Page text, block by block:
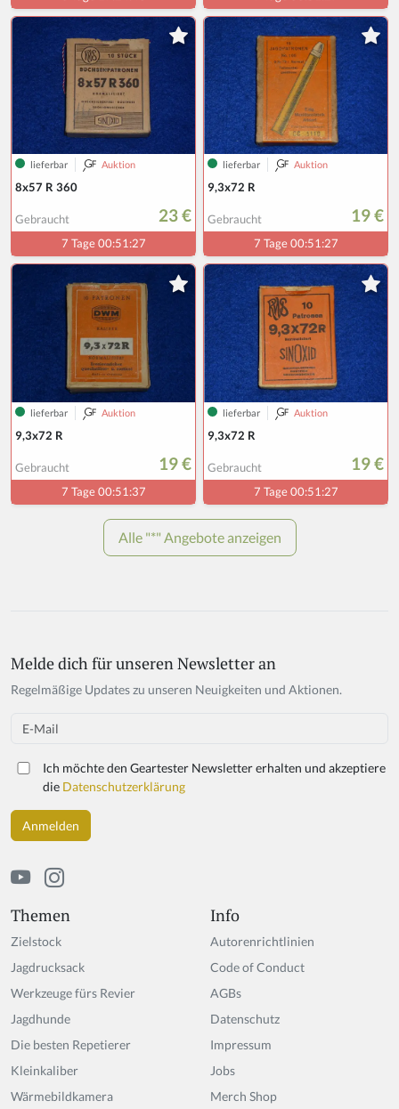
Themen
Zielstock
Jagdrucksack
Werkzeuge fürs Revier
Jagdhunde
Die besten Repetierer
Kleinkaliber
Wärmebildkamera
Info
Autorenrichtlinien
Code of Conduct
AGBs
Datenschutz
Impressum
Jobs
Merch Shop
If
y
h
a
n,
ig
n
o
r
t
hi
s
el
d
Melde dich für unseren Newsletter an
Regelmäßige Updates zu unseren Neuigkeiten und Aktionen.
Email
Ich möchte den Geartester Newsletter erhalten und akzeptiere
die Datenschutzerklärung